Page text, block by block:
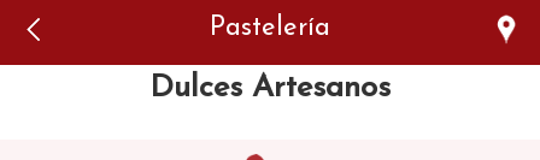
Pastelería
Dulces Artesanos
Error: The domain WWW.VIAJARSINGLUTEN.COM is not
authorized to show the cookie declaration for domain group
ID 546ddaab-b478-4440-aa8a-3b0205284212. Please add it to
the domain group in the Cookiebot Manager to authorize